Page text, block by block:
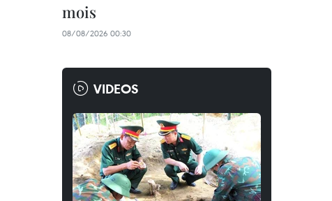
mois
08/08/2026 00:30
VIDEOS